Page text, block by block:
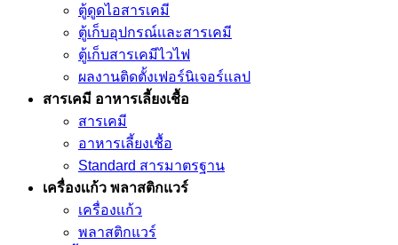
ตู้ดูดไอสารเคมี
ตู้เก็บอุปกรณ์เเละสารเคมี
ตู้เก็บสารเคมีไวไฟ
ผลงานติดตั้งเฟอร์นิเจอร์เเลป
สารเคมี อาหารเลี้ยงเชื้อ
สารเคมี
อาหารเลี้ยงเชื้อ
Standard สารมาตรฐาน
เครื่องเเก้ว พลาสติกแวร์
เครื่องเเก้ว
พลาสติกแวร์